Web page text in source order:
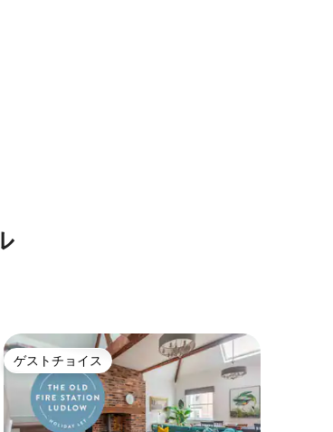
ゲストチョイス
ゲストチョイス